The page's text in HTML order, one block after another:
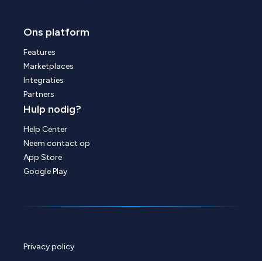
Ons platform
Features
Marketplaces
Integraties
Partners
Hulp nodig?
Help Center
Neem contact op
App Store
Google Play
Privacy policy